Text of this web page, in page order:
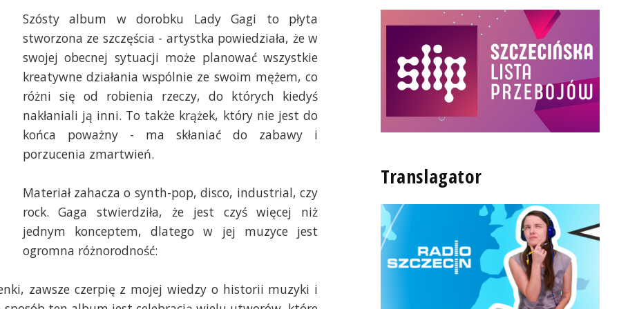
Szósty album w dorobku Lady Gagi to płyta
stworzona ze szczęścia - artystka powiedziała, że w
swojej obecnej sytuacji może planować wszystkie
kreatywne działania wspólnie ze swoim mężem, co
różni się od robienia rzeczy, do których kiedyś
nakłaniali ją inni. To także krążek, który nie jest do
końca poważny - ma skłaniać do zabawy i
porzucenia zmartwień.
Materiał zahacza o synth-pop, disco, industrial, czy
rock. Gaga stwierdziła, że jest czyś więcej niż
jednym konceptem, dlatego w jej muzyce jest
ogromna różnorodność:
zawsze czerpię z mojej wiedzy o historii muzyki i
Translagator